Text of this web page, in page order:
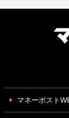
マネーポスト